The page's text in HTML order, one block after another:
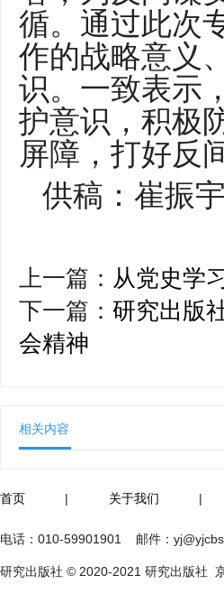
循。通过此次
作的战略意义
识。一致表示
护意识，积极
屏障，打好反
供稿：崔振宇
上一篇： 从党史学
下一篇： 研究出版
会精神
相关内容
首页 | 关于我们 |
电话： 010-59901901 邮件：
研究出版社 © 2020-2021 研究出版社